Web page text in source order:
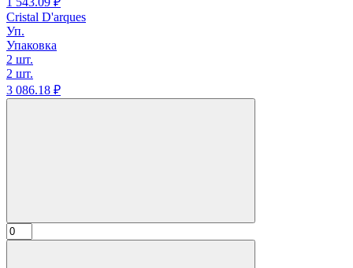
Cristal D'arques
Уп.
Упаковка
2 шт.
2 шт.
3 086.18 ₽